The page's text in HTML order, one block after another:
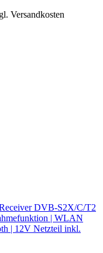
Versandkosten
DVB-S2X/C/T2
| WLAN
| 12V Netzteil inkl.